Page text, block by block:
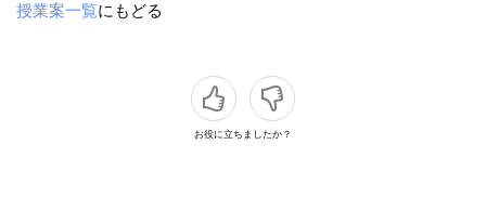
授業案一覧にもどる
お役に立ちましたか？